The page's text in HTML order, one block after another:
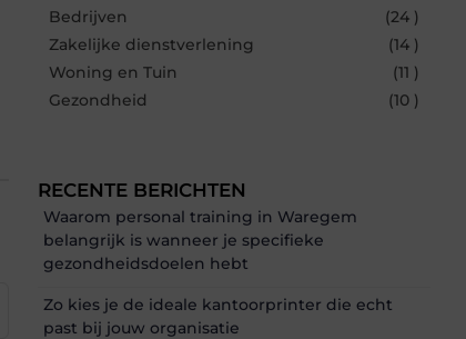
Bedrijven
(24 )
Zakelijke dienstverlening
(14 )
Woning en Tuin
(11 )
Gezondheid
(10 )
RECENTE BERICHTEN
Waarom personal training in Waregem
belangrijk is wanneer je specifieke
gezondheidsdoelen hebt
Zo kies je de ideale kantoorprinter die echt
past bij jouw organisatie